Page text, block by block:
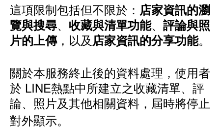
這項限制包括但不限於： 店家資訊的瀏
覽與搜尋、 收藏與清單功能、 評論與照
片的上傳，以及店家資訊的分享功能。
關於本服務終止後的資料處理，使用者
於 LINE熱點中所建立之收藏清單、評
論、照片及其他相關資料，屆時將停止
對外顯示。